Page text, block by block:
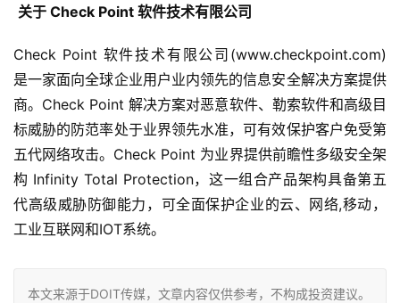
关于 Check Point 软件技术有限公司
Check Point 软件技术有限公司(www.checkpoint.com)
是一家面向全球企业用户业内领先的信息安全解决方案提供
商。Check Point 解决方案对恶意软件、勒索软件和高级目
标威胁的防范率处于业界领先水准，可有效保护客户免受第
五代网络攻击。Check Point 为业界提供前瞻性多级安全架
构 Infinity Total Protection，这一组合产品架构具备第五
代高级威胁防御能力，可全面保护企业的云、网络,移动，
工业互联网和IOT系统。
本文来源于DOIT传媒，文章内容仅供参考，不构成投资建议。